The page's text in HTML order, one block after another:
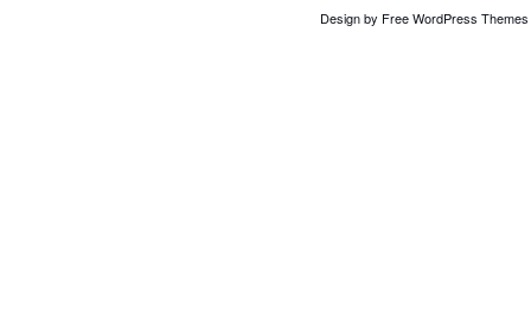
Design by Free WordPress Themes